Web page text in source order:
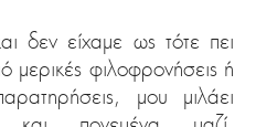
δεν είχαμε ως τότε πει
μερικές φιλοφρονήσεις ή
μου μιλάει